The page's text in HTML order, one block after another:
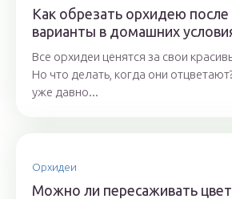
Как обрезать орхидею после
варианты в домашних
Все орхидеи ценятся за свои
Но что делать, когда они
уже давно...
Орхидеи
Можно ли пересаживать